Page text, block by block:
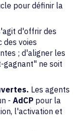
pour définir la
d'offrir des
des voies
; d'aligner les
gagnant" ne soit
Les agents
- AdCPpour la
l'activation et